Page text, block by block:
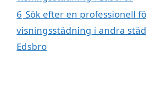
6 Sök efter en professionell
visningsstädning i andra
Edsbro